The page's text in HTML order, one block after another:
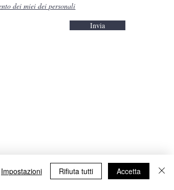
dei miei dei personali
Invia
Impostazioni Rifiuta tutti Accetta